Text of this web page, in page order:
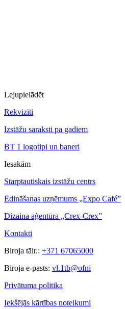
Lejupielādēt
Rekvizīti
Izstāžu saraksti pa gadiem
BT 1 logotipi un baneri
Iesakām
Starptautiskais izstāžu centrs
Ēdināšanas uzņēmums „Expo Café”
Dizaina aģentūra „Crex-Crex”
Kontakti
Biroja tālr.: +371 67065000
Biroja e-pasts: vl.1tb@ofni
Privātuma politika
Iekšējās kārtības noteikumi